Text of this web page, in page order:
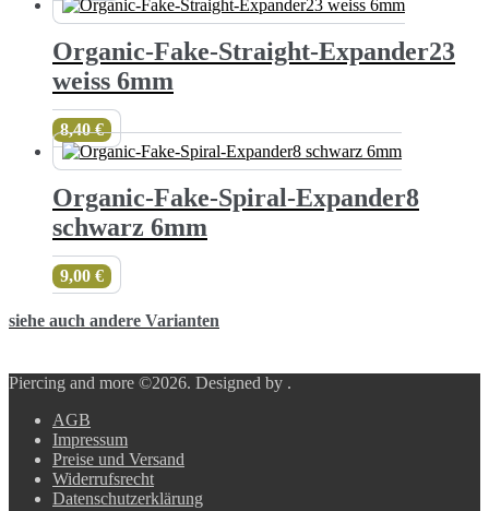
Organic-Fake-Straight-Expander23
weiss 6mm
8,40€
Organic-Fake-Spiral-Expander8
schwarz 6mm
9,00 €
siehe auch andere Varianten
Piercing and more ©2026. Designed by .
AGB
Impressum
Preise und Versand
Widerrufsrecht
Datenschutzerklärung